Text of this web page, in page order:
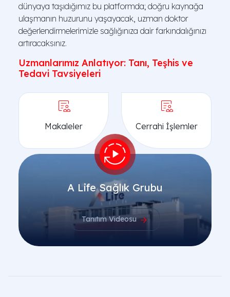
dünyaya taşıdığımız bu platformda; doğru kaynağa
ulaşmanın huzurunu yaşayacak, uzman doktor
değerlendirmelerimizle sağlığınıza dair farkındalığınızı
artıracaksınız.
Uzmanlarımız Anlatıyor: Tanı, Teşhis ve
Tedavi Tavsiyeleri
Makaleler Cerrahi İşlemler
A Life Sağlık Grubu
Tanıtım Videosu